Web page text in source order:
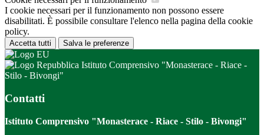
I cookie necessari per il funzionamento non possono essere
disabilitati. È possibile consultare l'elenco nella pagina della cookie
policy.
Accetta tutti Salva le preferenze
Istituto Comprensivo "Monasterace - Riace -
Stilo - Bivongi"
Contatti
Istituto Comprensivo "Monasterace - Riace - Stilo - Bivongi"